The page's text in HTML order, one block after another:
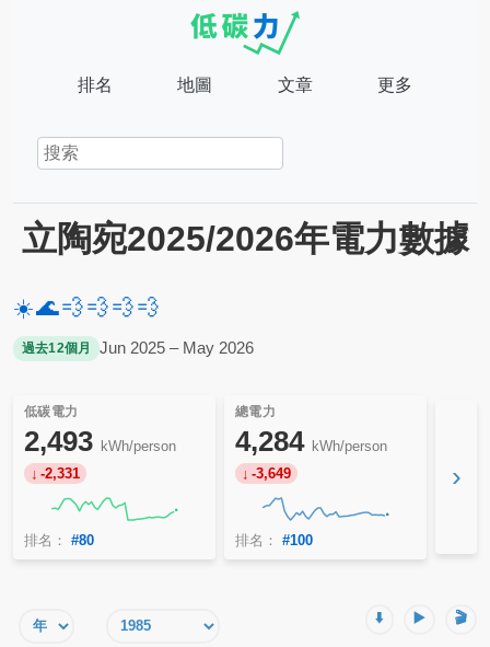
排名 地圖 文章 更多
立陶宛2025/2026年電力數據
☀️🌊💨💨💨💨
過去12個月 Jun 2025 – May 2026
低碳電力
2,493 kWh/person
-2,331
排名： #80
總電力
4,284 kWh/person
-3,649
排名： #100
›
⬇️ ▶️ 🎬